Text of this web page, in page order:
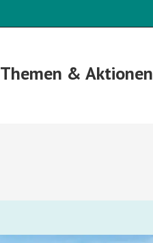
Themen & Aktionen